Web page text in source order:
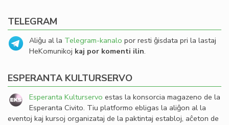
TELEGRAM
Aliĝu al la Telegram-kanalo por resti ĝisdata pri la lastaj
HeKomunikoj kaj por komenti ilin.
ESPERANTA KULTURSERVO
Esperanta Kulturservo estas la konsorcia magazeno de la
Esperanta Civito. Tiu platformo ebligas la aliĝon al la
eventoj kaj kursoj organizataj de la paktintaj establoj, aĉeton de